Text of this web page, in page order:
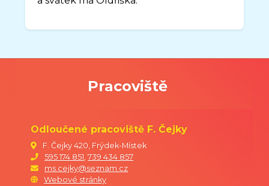
Nový školní rok2026-2027bude
ředitelka MŠ
Pracoviště
Odloučené pracoviště F. Čejky
F. Čejky 420, Frýdek-Místek
595 174 851 ,739 434 857
ms.cejky@seznam.cz
Webové stránky